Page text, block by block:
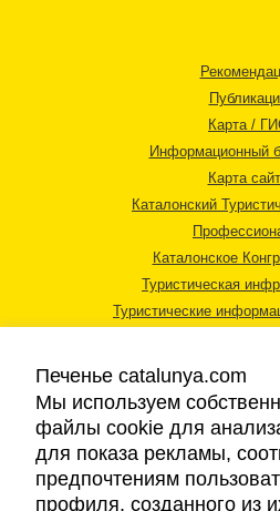
Карта /
Информационный
Карта
Каталонский
Каталонское
Туристическая
Туристические
Правовая
Печенье catalunya.com
Мы используем
файлы cookie для
для показа рекламы,
предпочтениям
профиля, созданного из